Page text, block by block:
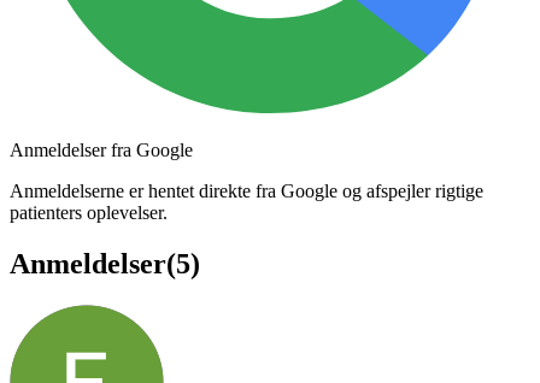
Anmeldelser fra Google
Anmeldelserne er hentet direkte fra Google og afspejler rigtige
patienters oplevelser.
Anmeldelser(5)